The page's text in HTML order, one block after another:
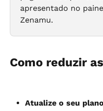
apresentado no
Zenamu.
Como reduzir
Atualize o seu plano